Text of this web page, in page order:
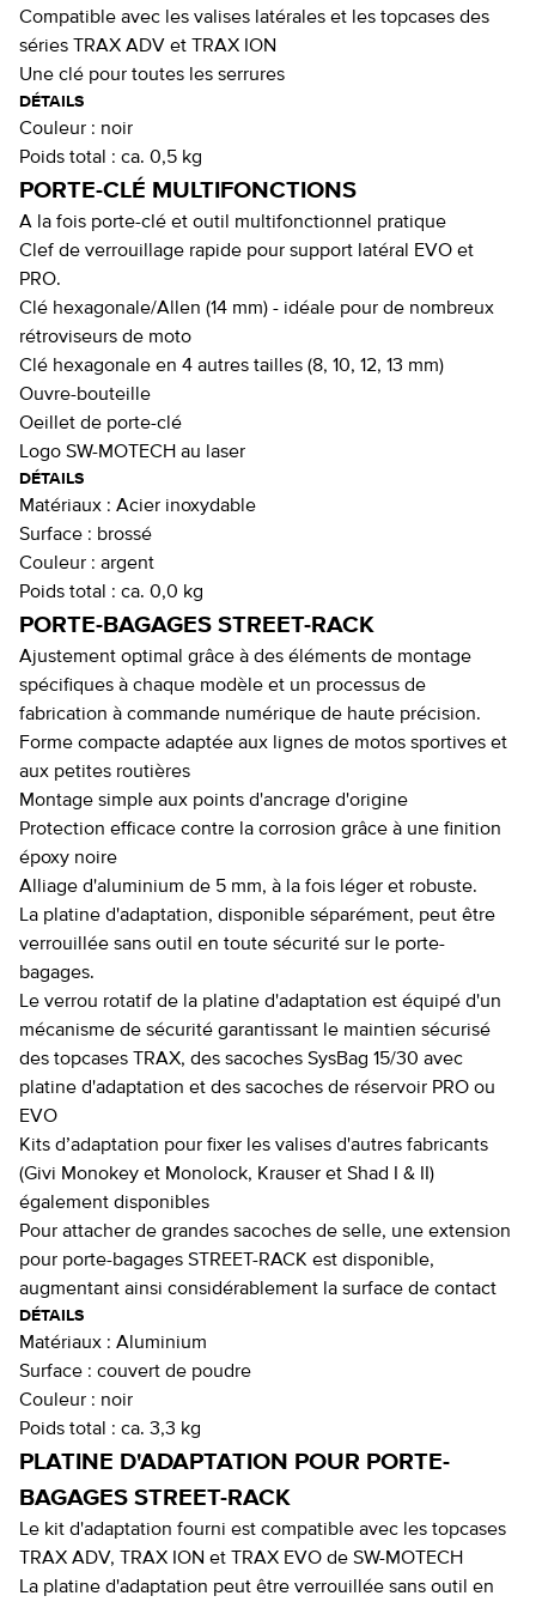
Compatible avec les valises latérales et les topcases des
séries TRAX ADV et TRAX ION
Une clé pour toutes les serrures
DÉTAILS
Couleur : noir
Poids total : ca. 0,5 kg
PORTE-CLÉ MULTIFONCTIONS
A la fois porte-clé et outil multifonctionnel pratique
Clef de verrouillage rapide pour support latéral EVO et
PRO.
Clé hexagonale/Allen (14 mm) - idéale pour de nombreux
rétroviseurs de moto
Clé hexagonale en 4 autres tailles (8, 10, 12, 13 mm)
Ouvre-bouteille
Oeillet de porte-clé
Logo SW-MOTECH au laser
DÉTAILS
Matériaux : Acier inoxydable
Surface : brossé
Couleur : argent
Poids total : ca. 0,0 kg
PORTE-BAGAGES STREET-RACK
Ajustement optimal grâce à des éléments de montage
spécifiques à chaque modèle et un processus de
fabrication à commande numérique de haute précision.
Forme compacte adaptée aux lignes de motos sportives et
aux petites routières
Montage simple aux points d'ancrage d'origine
Protection efficace contre la corrosion grâce à une finition
époxy noire
Alliage d'aluminium de 5 mm, à la fois léger et robuste.
La platine d'adaptation, disponible séparément, peut être
verrouillée sans outil en toute sécurité sur le porte-
bagages.
Le verrou rotatif de la platine d'adaptation est équipé d'un
mécanisme de sécurité garantissant le maintien sécurisé
des topcases TRAX, des sacoches SysBag 15/30 avec
platine d'adaptation et des sacoches de réservoir PRO ou
EVO
Kits d’adaptation pour fixer les valises d'autres fabricants
(Givi Monokey et Monolock, Krauser et Shad I & II)
également disponibles
Pour attacher de grandes sacoches de selle, une extension
pour porte-bagages STREET-RACK est disponible,
augmentant ainsi considérablement la surface de contact
DÉTAILS
Matériaux : Aluminium
Surface : couvert de poudre
Couleur : noir
Poids total : ca. 3,3 kg
PLATINE D'ADAPTATION POUR PORTE-
BAGAGES STREET-RACK
Le kit d'adaptation fourni est compatible avec les topcases
TRAX ADV, TRAX ION et TRAX EVO de SW-MOTECH
La platine d'adaptation peut être verrouillée sans outil en